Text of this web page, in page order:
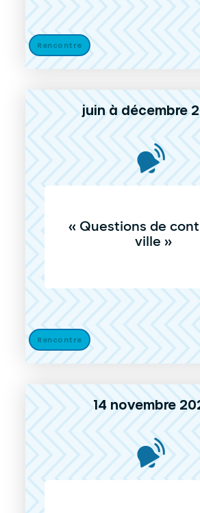
Rencontre
juin à décembre
« Questions de
ville »
Rencontre
14 novembre